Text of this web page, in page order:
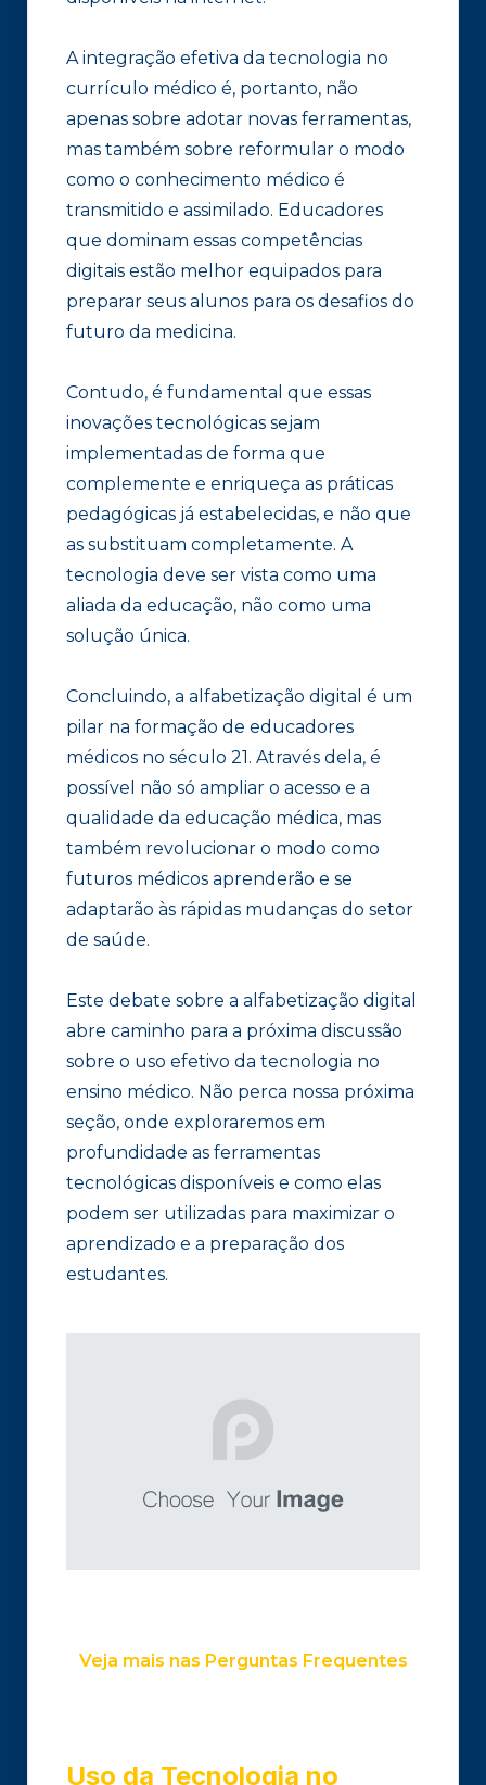
A integração efetiva da tecnologia no
currículo médico é, portanto, não
apenas sobre adotar novas ferramentas,
mas também sobre reformular o modo
como o conhecimento médico é
transmitido e assimilado. Educadores
que dominam essas competências
digitais estão melhor equipados para
preparar seus alunos para os desafios do
futuro da medicina.
Contudo, é fundamental que essas
inovações tecnológicas sejam
implementadas de forma que
complemente e enriqueça as práticas
pedagógicas já estabelecidas, e não que
as substituam completamente. A
tecnologia deve ser vista como uma
aliada da educação, não como uma
solução única.
Concluindo, a alfabetização digital é um
pilar na formação de educadores
médicos no século 21. Através dela, é
possível não só ampliar o acesso e a
qualidade da educação médica, mas
também revolucionar o modo como
futuros médicos aprenderão e se
adaptarão às rápidas mudanças do setor
de saúde.
Este debate sobre a alfabetização digital
abre caminho para a próxima discussão
sobre o uso efetivo da tecnologia no
ensino médico. Não perca nossa próxima
seção, onde exploraremos em
profundidade as ferramentas
tecnológicas disponíveis e como elas
podem ser utilizadas para maximizar o
aprendizado e a preparação dos
estudantes.
Veja mais nas Perguntas Frequentes
Uso da Tecnologia no